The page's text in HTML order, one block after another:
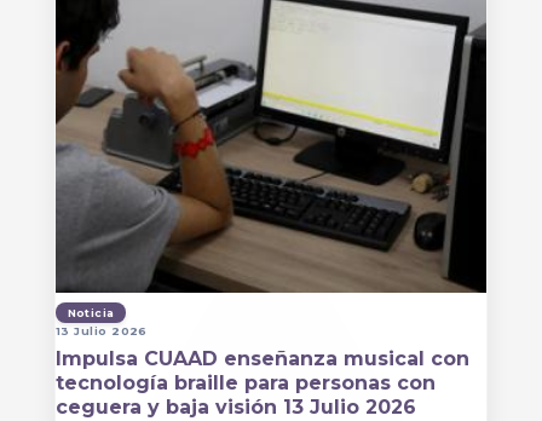
Noticia
13 Julio 2026
Impulsa CUAAD enseñanza musical con
tecnología braille para personas con
ceguera y baja visión 13 Julio 2026